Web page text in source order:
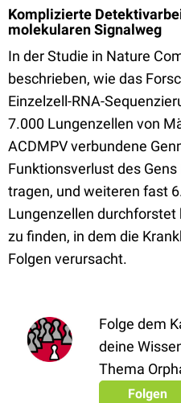
Komplizierte
molekularen Signalweg
In der Studie in Nature
beschrieben, wie das
Einzelzell-RNA-
7.000 Lungenzellen von
ACDMPV verbundene
Funktionsverlust des
tragen, und weiteren fast
Lungenzellen
zu finden, in dem die
Folgen verursacht.
Folge dem
deine
Thema
Folgen